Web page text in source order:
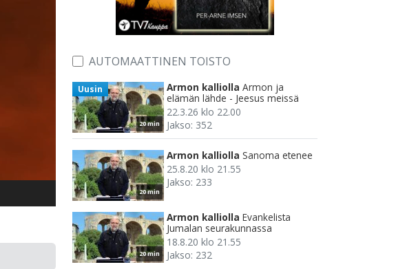
AUTOMAATTINEN TOISTO
20 min
Uusin Armon kalliolla Armon ja
elämän lähde - Jeesus meissä
22.3.26 klo 22.00
Jakso: 352
20 min
Armon kalliolla Sanoma etenee
25.8.20 klo 21.55
Jakso: 233
20 min
Armon kalliolla Evankelista
Jumalan seurakunnassa
18.8.20 klo 21.55
Jakso: 232